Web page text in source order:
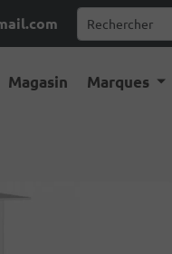
Magasin Marques